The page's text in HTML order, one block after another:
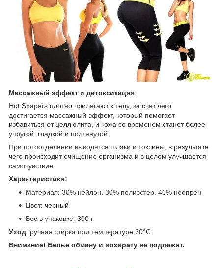
Массажный эффект и детоксикация
Hot Shapers плотно прилегают к телу, за счет чего
достигается массажный эффект, который помогает
избавиться от целлюлита, и кожа со временем станет более
упругой, гладкой и подтянутой.
При потоотделении выводятся шлаки и токсины, в результате
чего происходит очищение организма и в целом улучшается
самочувствие.
Характеристики:
Материал: 30% нейлон, 30% полиэстер, 40% неопрен
Цвет: черный
Вес в упаковке: 300 г
Уход: ручная стирка при температуре 30°С.
Внимание! Белье обмену и возврату не подлежит.